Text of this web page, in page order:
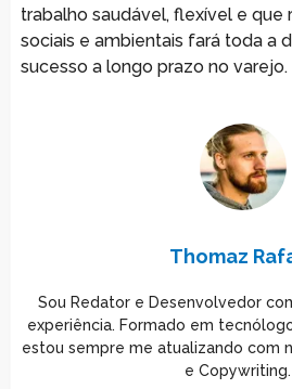
trabalho saudável, flexível e que
sociais e ambientais fará toda a
sucesso a longo prazo no varejo.
Thomaz
Sou Redator e Desenvolvedor
experiência. Formado em
estou sempre me atualizando com
e Copywriting.